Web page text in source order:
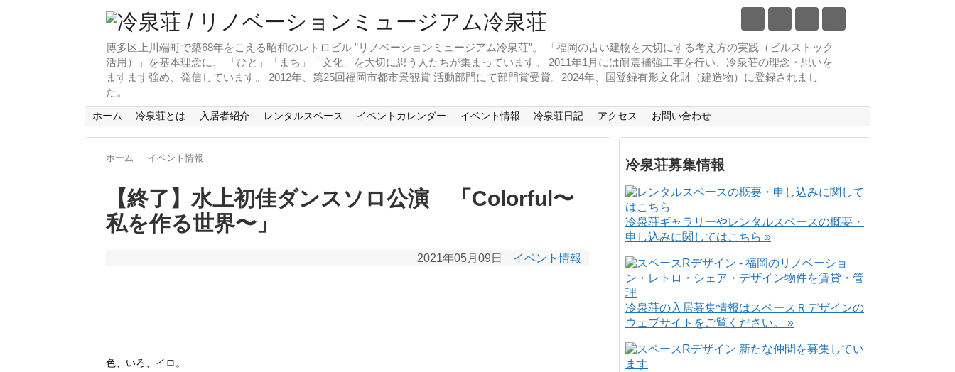
博多区上川端町で築68年をこえる昭和のレトロビル ”リノベーションミュージアム冷泉荘”。 「福岡の古い建物を大切にする考え方の実践（ビルストック
活用）」を基本理念に、 「ひと」「まち」「文化」を大切に思う人たちが集まっています。 2011年1月には耐震補強工事を行い、冷泉荘の理念・思いを
ますます強め、発信しています。 2012年、第25回福岡市都市景観賞 活動部門にて部門賞受賞。2024年、国登録有形文化財（建造物）に登録されまし
た。
ホーム 冷泉荘とは 入居者紹介 レンタルスペース イベントカレンダー イベント情報 冷泉荘日記 アクセス お問い合わせ
ホーム イベント情報
【終了】水上初佳ダンスソロ公演 「Colorful〜
私を作る世界〜」
2021年05月09日 イベント情報
色、いろ、イロ。
冷泉荘募集情報
冷泉荘ギャラリーやレンタルスペースの概要・
申し込みに関してはこちら »
冷泉荘の入居募集情報はスペースＲデザインの
ウェブサイトをご覧ください。 »